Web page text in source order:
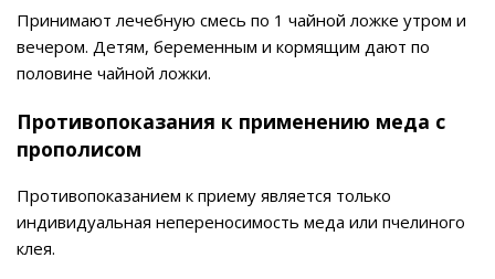
Принимают лечебную смесь по 1 чайной ложке утром и
вечером. Детям, беременным и кормящим дают по
половине чайной ложки.
Противопоказания к применению меда с
прополисом
Противопоказанием к приему является только
индивидуальная непереносимость меда или пчелиного
клея.